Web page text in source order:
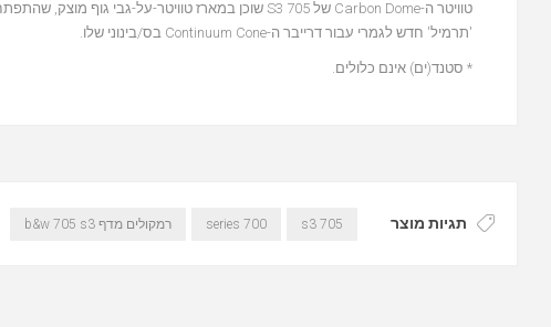
'תרמיל' חדש לגמרי עבור דרייבר ה-Continuum Cone בס/בינוני שלו.
* סטנד(ים) אינם כלולים.
תגיות מוצר 705 s3
700 series רמקולים מדף b&w 705 s3